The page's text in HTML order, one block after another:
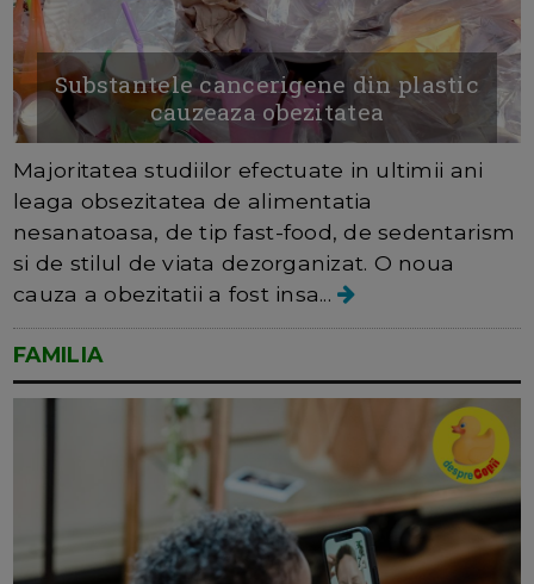
Substantele cancerigene din plastic
cauzeaza obezitatea
Majoritatea studiilor efectuate in ultimii ani
leaga obsezitatea de alimentatia
nesanatoasa, de tip fast-food, de sedentarism
si de stilul de viata dezorganizat. O noua
cauza a obezitatii a fost insa...
FAMILIA